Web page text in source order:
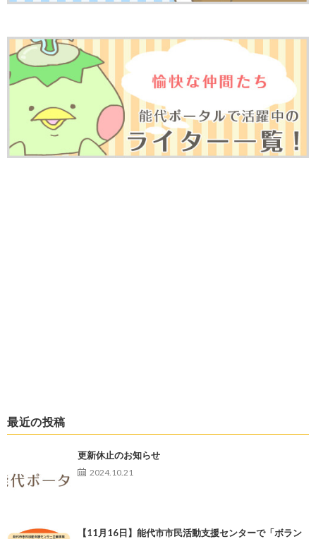
最近の投稿
更新休止のお知らせ
2024.10.21
【11月16日】能代市市民活動支援センターで「ボラン